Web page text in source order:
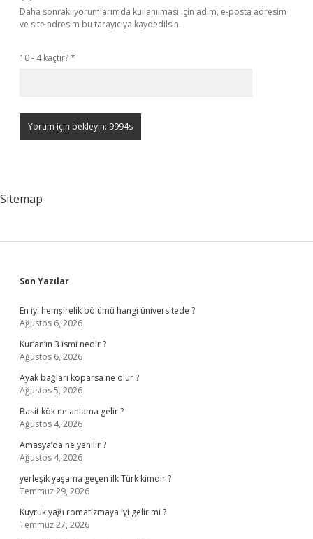
Daha sonraki yorumlarımda kullanılması için adım, e-posta adresim
ve site adresim bu tarayıcıya kaydedilsin.
10 - 4 kaçtır?*
Sitemap
Sidebar
Son Yazılar
En iyi hemşirelik bölümü hangi üniversitede ?
Ağustos 6, 2026
Kur’an’ın 3 ismi nedir ?
Ağustos 6, 2026
Ayak bağları koparsa ne olur ?
Ağustos 5, 2026
Basit kök ne anlama gelir ?
Ağustos 4, 2026
Amasya’da ne yenilir ?
Ağustos 4, 2026
yerleşik yaşama geçen ilk Türk kimdir ?
Temmuz 29, 2026
Kuyruk yağı romatizmaya iyi gelir mi ?
Temmuz 27, 2026